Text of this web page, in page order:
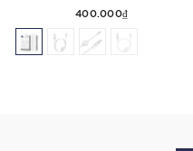
400.000₫